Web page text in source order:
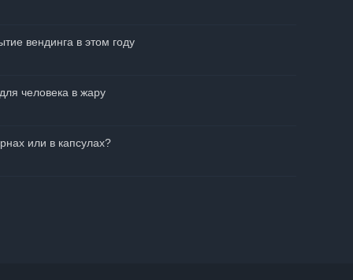
вендинга в этом году
человека в жару
или в капсулах?